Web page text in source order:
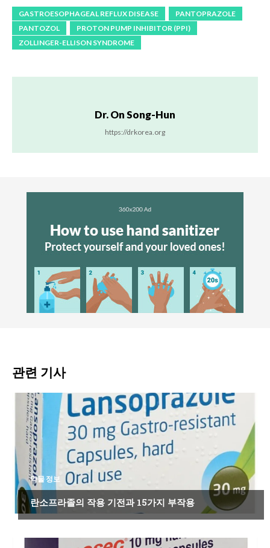
GASTROESOPHAGEAL REFLUX DISEASE
PANTOPRAZOLE
PANTOZOL
PROTON PUMP INHIBITOR (PPI)
ZOLLINGER-ELLISON SYNDROME
Dr. On Song-Hun
https://drkorea.org
관련 기사
약물 정보
란소프라졸의 작용 기전과 15가지 부작용